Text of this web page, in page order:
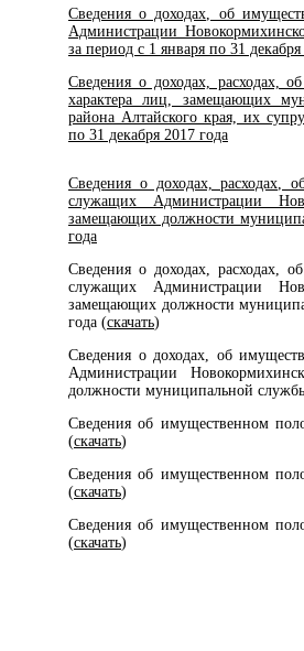
Сведения о доходах, об
Администрации
за период с 1 января по 31
Сведения о доходах, расходах,
характера лиц, замещающих
района Алтайского края, их
по 31 декабря 2017 года
Сведения о доходах, расходах,
служащих Администрации
замещающих должности
года
Сведения о доходах, расходах,
служащих Администрации
замещающих должности
года (скачать)
Сведения о доходах, об
Администрации
должности муниципальной
Сведения об имущественном
(скачать)
Сведения об имущественном
(скачать)
Сведения об имущественном
(скачать)